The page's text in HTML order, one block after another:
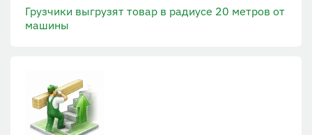
Грузчики выгрузят товар в радиусе 20 метров от
машины